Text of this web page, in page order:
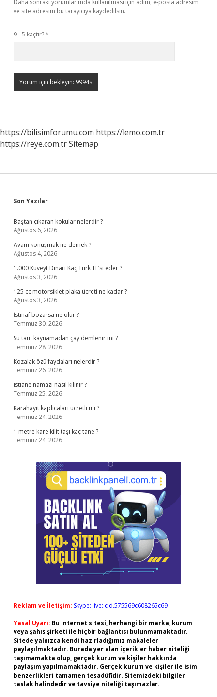
Daha sonraki yorumlarımda kullanılması için adım, e-posta adresim
ve site adresim bu tarayıcıya kaydedilsin.
9 - 5 kaçtır?*
https://bilisimforumu.com https://lemo.com.tr
https://reye.com.trSitemap
Sidebar
Son Yazılar
Baştan çıkaran kokular nelerdir ?
Ağustos 6, 2026
Avam konuşmak ne demek ?
Ağustos 4, 2026
1.000 Kuveyt Dinarı Kaç Türk TL’si eder ?
Ağustos 3, 2026
125 cc motorsiklet plaka ücreti ne kadar ?
Ağustos 3, 2026
İstinaf bozarsa ne olur ?
Temmuz 30, 2026
Su tam kaynamadan çay demlenir mi ?
Temmuz 28, 2026
Kozalak özü faydaları nelerdir ?
Temmuz 26, 2026
Istiane namazı nasıl kılınır ?
Temmuz 25, 2026
Karahayıt kaplıcaları ücretli mi ?
Temmuz 24, 2026
1 metre kare kilit taşı kaç tane ?
Temmuz 24, 2026
Reklam ve İletişim: Skype: live:.cid.575569c608265c69
Yasal Uyarı: Bu internet sitesi, herhangi bir marka, kurum
veya şahıs şirketi ile hiçbir bağlantısı bulunmamaktadır.
Sitede yalnızca kendi hazırladığımız makaleler
paylaşılmaktadır. Burada yer alan içerikler haber niteliği
taşımamakta olup, gerçek kurum ve kişiler hakkında
paylaşım yapılmamaktadır. Gerçek kurum ve kişiler ile isim
benzerlikleri tamamen tesadüfidir. Sitemizdeki bilgiler
taslak halindedir ve tavsiye niteliği taşımazlar.